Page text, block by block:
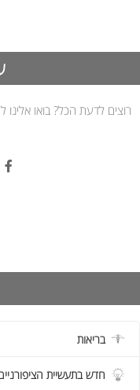
רוצים לדעת הכל? בואו
בריאות
חדש בתעשיית